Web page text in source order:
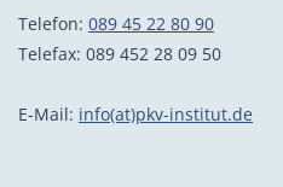
Telefon: 089 45 22 80 90
Telefax: 089 452 28 09 50
E-Mail: info(at)pkv-institut.de